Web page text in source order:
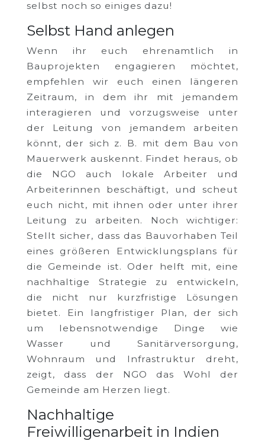
selbst noch so einiges dazu!
Selbst Hand anlegen
Wenn ihr euch ehrenamtlich in
Bauprojekten engagieren möchtet,
empfehlen wir euch einen längeren
Zeitraum, in dem ihr mit jemandem
interagieren und vorzugsweise unter
der Leitung von jemandem arbeiten
könnt, der sich z. B. mit dem Bau von
Mauerwerk auskennt. Findet heraus, ob
die NGO auch lokale Arbeiter und
Arbeiterinnen beschäftigt, und scheut
euch nicht, mit ihnen oder unter ihrer
Leitung zu arbeiten. Noch wichtiger:
Stellt sicher, dass das Bauvorhaben Teil
eines größeren Entwicklungsplans für
die Gemeinde ist. Oder helft mit, eine
nachhaltige Strategie zu entwickeln,
die nicht nur kurzfristige Lösungen
bietet. Ein langfristiger Plan, der sich
um lebensnotwendige Dinge wie
Wasser und Sanitärversorgung,
Wohnraum und Infrastruktur dreht,
zeigt, dass der NGO das Wohl der
Gemeinde am Herzen liegt.
Nachhaltige
Freiwilligenarbeit in Indien